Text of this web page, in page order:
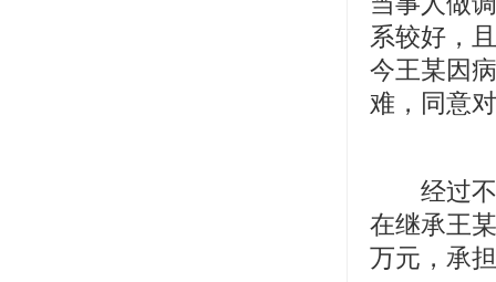
系较好，
今王某因
难，同意
经过不
在继承王
万元，承